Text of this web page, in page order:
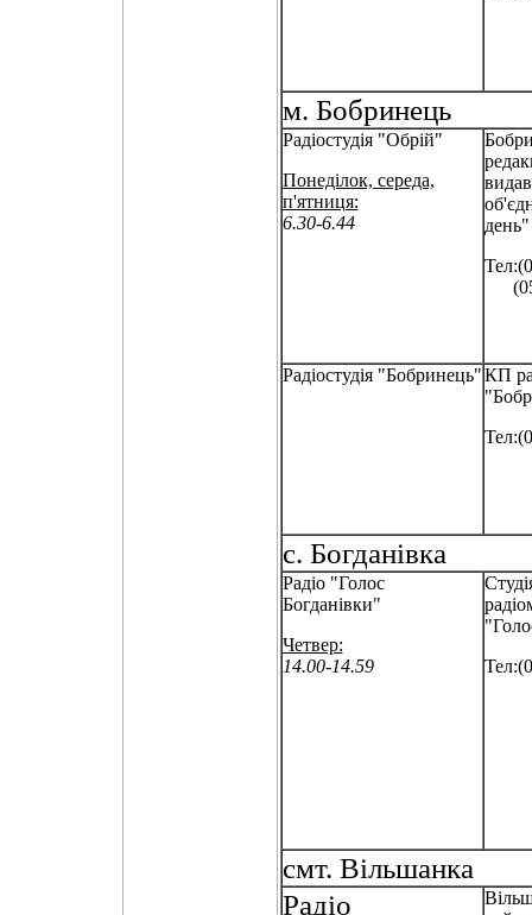
м. Бобринець
Радіостудія "Обрій"
Понеділок, середа,
п'ятниця:
6.30-6.44
день"
Радіостудія "Бобринець"КП
с. Богданівка
Радіо "Голос
Богданівки"
Четвер:
14.00-14.59
смт. Вільшанка
Радіо